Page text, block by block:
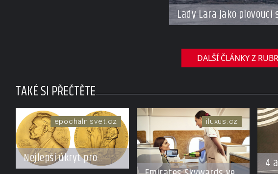
Lady Lara jako plovoucí
DALŠÍ ČLÁNKY Z
TAKÉ SI PŘEČTĚTE
Nejlepší úkryt pro
Nobelovy ceny?
epochalnisvet.cz iluxus.cz
4